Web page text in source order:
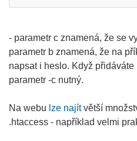
- parametr c znamená, že se
parametr b znamená, že na
napsat i heslo. Když
parametr -c nutný.
Na webu lze najítvětší
.htaccess - například velmi